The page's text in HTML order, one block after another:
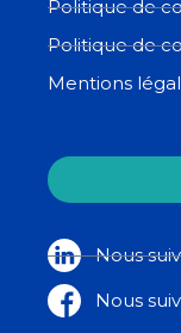
Politique de
Politique de
Mentions
Nous
Nous